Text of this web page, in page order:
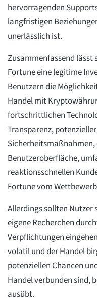
hervorragenden
langfristigen
unerlässlich ist.
Zusammenfassend lässt
Fortune eine legitime
Benutzern die
Handel mit
fortschrittlichen
Transparenz,
Benutzeroberfläche,
reaktionsschnellen
Fortune vom
Allerdings sollten Nutzer
eigene Recherchen
Verpflichtungen
volatil und der Handel
potenziellen Chancen
Handel verbunden sind,
ausübt.